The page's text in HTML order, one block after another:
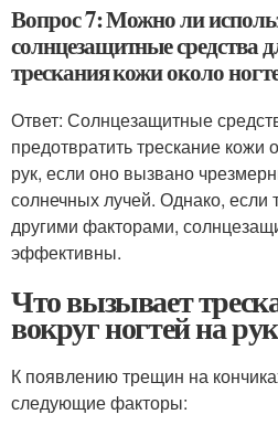
Вопрос 7: Можно ли
солнцезащитные средства
трескания кожи около
Ответ: Солнцезащитные
предотвратить трескание кожи
рук, если оно вызвано
солнечных лучей. Однако, если
другими факторами,
эффективны.
Что вызывает
вокруг ногтей на
К появлению трещин на
следующие факторы: